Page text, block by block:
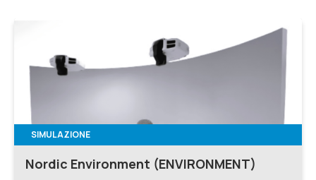
SIMULAZIONE
Nordic Environment (ENVIRONMENT)